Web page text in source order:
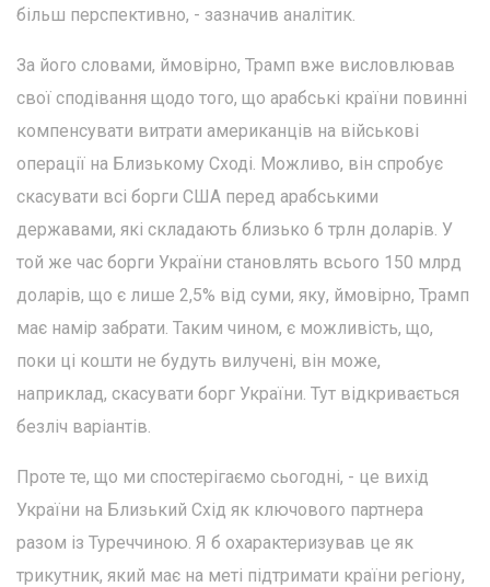
більш перспективно, - зазначив аналітик.
За його словами, ймовірно, Трамп вже висловлював
свої сподівання щодо того, що арабські країни повинні
компенсувати витрати американців на військові
операції на Близькому Сході. Можливо, він спробує
скасувати всі борги США перед арабськими
державами, які складають близько 6 трлн доларів. У
той же час борги України становлять всього 150 млрд
доларів, що є лише 2,5% від суми, яку, ймовірно, Трамп
має намір забрати. Таким чином, є можливість, що,
поки ці кошти не будуть вилучені, він може,
наприклад, скасувати борг України. Тут відкривається
безліч варіантів.
Проте те, що ми спостерігаємо сьогодні, - це вихід
України на Близький Схід як ключового партнера
разом із Туреччиною. Я б охарактеризував це як
трикутник, який має на меті підтримати країни регіону,